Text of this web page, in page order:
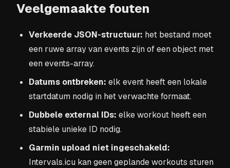
Veelgemaakte fouten
Verkeerde JSON-structuur: het bestand moet
een ruwe array van events zijn of een object met
een events-array.
Datums ontbreken: elk event heeft een lokale
startdatum nodig in het verwachte formaat.
Dubbele external IDs: elke workout heeft een
stabiele unieke ID nodig.
Garmin upload niet ingeschakeld:
Intervals.icu kan geen geplande workouts sturen